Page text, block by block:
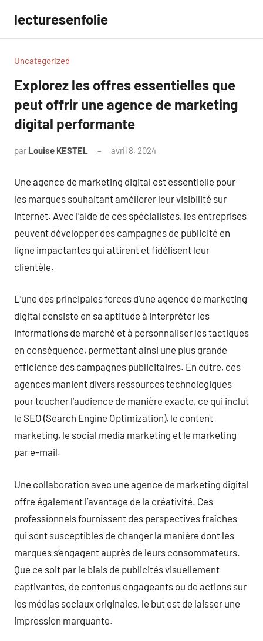
contenu
lecturesenfolie
Uncategorized
Explorez les offres essentielles que
peut offrir une agence de marketing
digital performante
par Louise KESTEL avril 8, 2024
Une agence de marketing digital est essentielle pour
les marques souhaitant améliorer leur visibilité sur
internet. Avec l’aide de ces spécialistes, les entreprises
peuvent développer des campagnes de publicité en
ligne impactantes qui attirent et fidélisent leur
clientèle.
L’une des principales forces d’une agence de marketing
digital consiste en sa aptitude à interpréter les
informations de marché et à personnaliser les tactiques
en conséquence, permettant ainsi une plus grande
efficience des campagnes publicitaires. En outre, ces
agences manient divers ressources technologiques
pour toucher l’audience de manière exacte, ce qui inclut
le SEO (Search Engine Optimization), le content
marketing, le social media marketing et le marketing
par e-mail.
Une collaboration avec une agence de marketing digital
offre également l’avantage de la créativité. Ces
professionnels fournissent des perspectives fraîches
qui sont susceptibles de changer la manière dont les
marques s’engagent auprès de leurs consommateurs.
Que ce soit par le biais de publicités visuellement
captivantes, de contenus engageants ou de actions sur
les médias sociaux originales, le but est de laisser une
impression marquante.